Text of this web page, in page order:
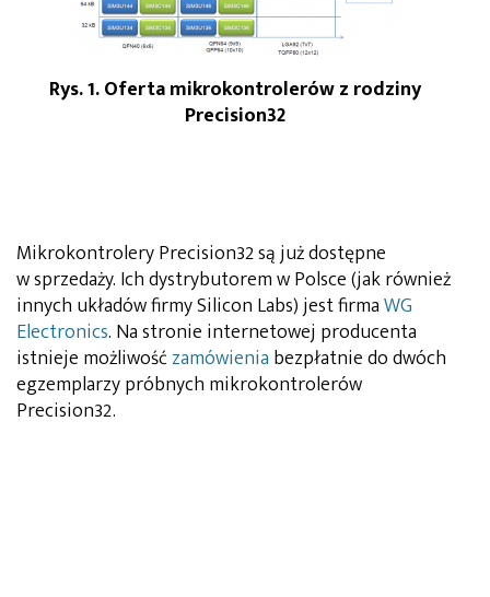
Rys. 1. Oferta mikrokontrolerów z rodziny
Precision32
Mikrokontrolery Precision32 są już dostępne
w sprzedaży. Ich dystrybutorem w Polsce (jak również
innych układów firmy Silicon Labs) jest firmaWG
Electronics. Na stronie internetowej producenta
istnieje możliwośćzamówienia bezpłatnie do dwóch
egzemplarzy próbnych mikrokontrolerów
Precision32.